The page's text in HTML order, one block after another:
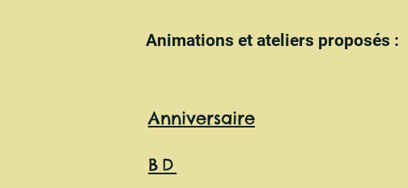
Animations et ateliers proposés :
Anniversaire
BD